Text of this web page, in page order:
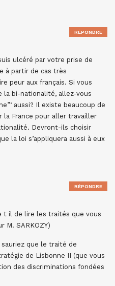
ulcéré par votre prise de
à partir de cas très
peur aux français. Si vous
la bi-nationalité, allez-vous
aussi? Il existe beaucoup de
France pour aller travailler
Devront-ils choisir
la loi s’appliquera aussi à eux
RÉPONDRE
t il de lire les traités que vous
M. SARKOZY)
que le traité de
de Lisbonne II (que vous
des discriminations fondées
RÉPONDRE